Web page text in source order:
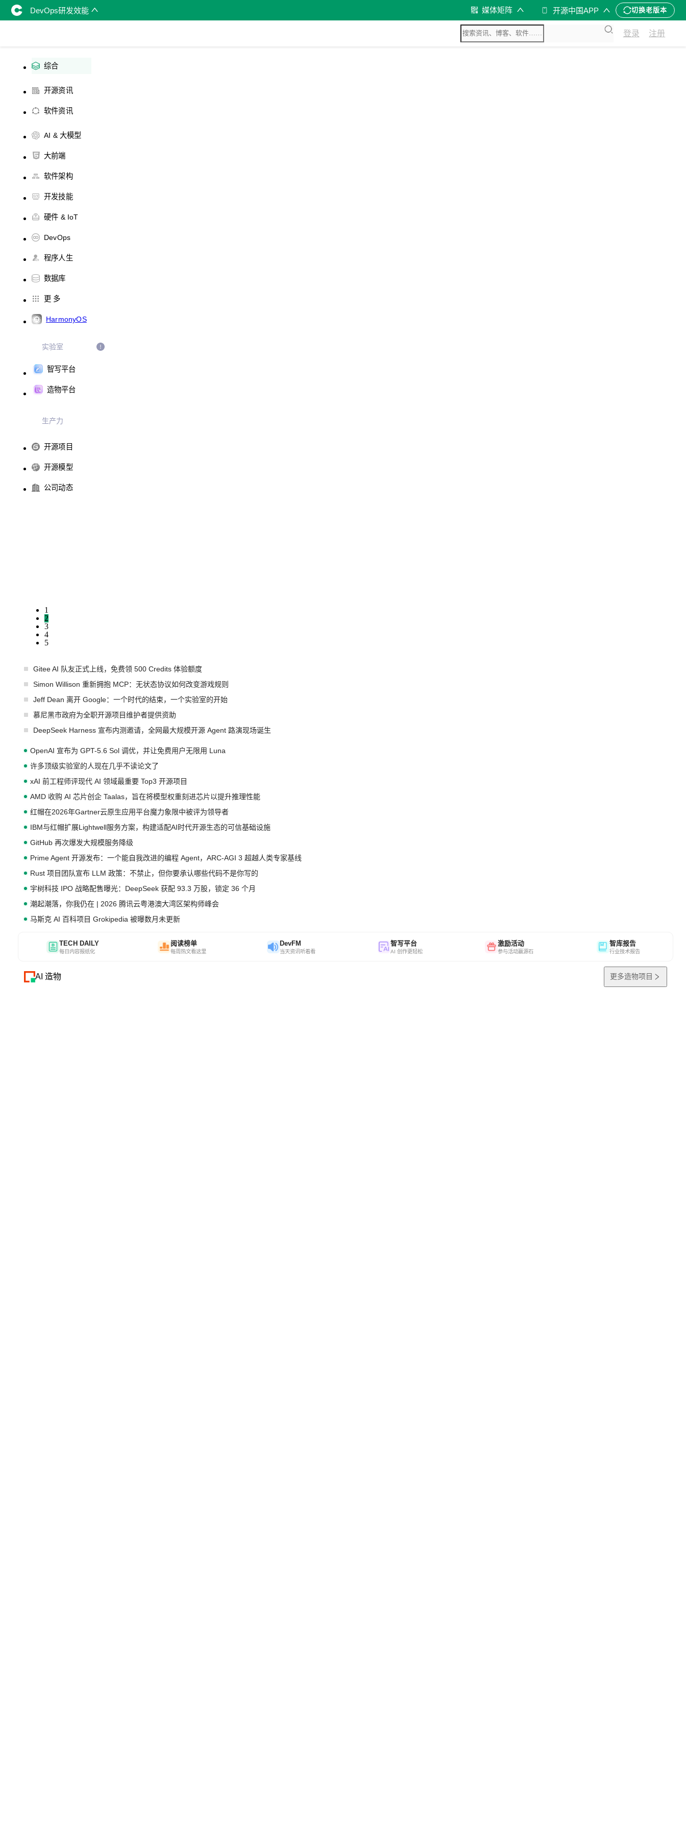
DevOps研发效能 媒体矩阵 开源中国APP 切换老版本
登录 注册
综合
开源资讯
软件资讯
AI & 大模型
大前端
软件架构
开发技能
硬件 & IoT
DevOps
程序人生
数据库
更 多
HarmonyOS
实验室
智写平台
造物平台
生产力
开源项目
开源模型
公司动态
1
2
3
4
5
Gitee AI 队友正式上线，免费领 500 Credits 体验额度
Simon Willison 重新拥抱 MCP：无状态协议如何改变游戏规则
Jeff Dean 离开 Google：一个时代的结束，一个实验室的开始
慕尼黑市政府为全职开源项目维护者提供资助
DeepSeek Harness 宣布内测邀请，全网最大规模开源 Agent 路演现场诞生
OpenAI 宣布为 GPT-5.6 Sol 调优，并让免费用户无限用 Luna
许多顶级实验室的人现在几乎不读论文了
xAI 前工程师评现代 AI 领域最重要 Top3 开源项目
AMD 收购 AI 芯片创企 Taalas，旨在将模型权重刻进芯片以提升推理性能
红帽在2026年Gartner云原生应用平台魔力象限中被评为领导者
IBM与红帽扩展Lightwell服务方案，构建适配AI时代开源生态的可信基础设施
GitHub 再次爆发大规模服务降级
Prime Agent 开源发布：一个能自我改进的编程 Agent，ARC-AGI 3 超越人类专家基线
Rust 项目团队宣布 LLM 政策：不禁止，但你要承认哪些代码不是你写的
宇树科技 IPO 战略配售曝光：DeepSeek 获配 93.3 万股，锁定 36 个月
潮起潮落，你我仍在 | 2026 腾讯云粤港澳大湾区架构师峰会
马斯克 AI 百科项目 Grokipedia 被曝数月未更新
TECH DAILY
每日内容报纸化
阅读榜单
每周热文看这里
DevFM
当天资讯听着看
智写平台
AI 创作更轻松
激励活动
参与活动赢源石
智库报告
行业技术报告
AI 造物 更多造物项目